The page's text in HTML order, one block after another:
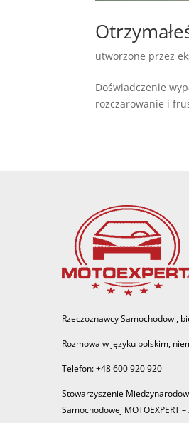
utworzone przez
Doświadczenie
rozczarowanie i
Rzeczoznawcy Samochodowi,
Rozmowa w języku polskim,
Telefon: +48 600 920 920
Stowarzyszenie
Samochodowej MOTOEXPERT –